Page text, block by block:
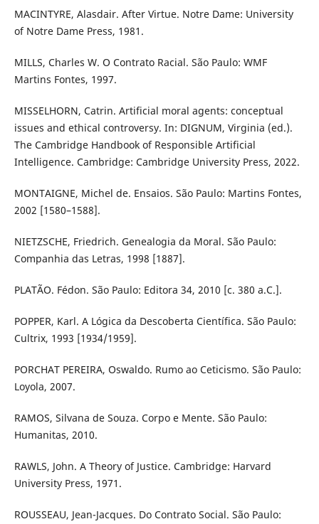
MACINTYRE, Alasdair. After Virtue. Notre Dame: University
of Notre Dame Press, 1981.
MILLS, Charles W. O Contrato Racial. São Paulo: WMF
Martins Fontes, 1997.
MISSELHORN, Catrin. Artificial moral agents: conceptual
issues and ethical controversy. In: DIGNUM, Virginia (ed.).
The Cambridge Handbook of Responsible Artificial
Intelligence. Cambridge: Cambridge University Press, 2022.
MONTAIGNE, Michel de. Ensaios. São Paulo: Martins Fontes,
2002 [1580–1588].
NIETZSCHE, Friedrich. Genealogia da Moral. São Paulo:
Companhia das Letras, 1998 [1887].
PLATÃO. Fédon. São Paulo: Editora 34, 2010 [c. 380 a.C.].
POPPER, Karl. A Lógica da Descoberta Científica. São Paulo:
Cultrix, 1993 [1934/1959].
PORCHAT PEREIRA, Oswaldo. Rumo ao Ceticismo. São Paulo:
Loyola, 2007.
RAMOS, Silvana de Souza. Corpo e Mente. São Paulo:
Humanitas, 2010.
RAWLS, John. A Theory of Justice. Cambridge: Harvard
University Press, 1971.
ROUSSEAU, Jean-Jacques. Do Contrato Social. São Paulo: